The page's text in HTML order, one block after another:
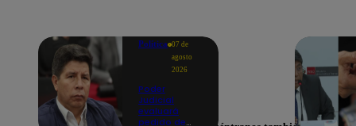
Política 07 de
agosto
2026
Poder
Judicial
evaluará
pedido de